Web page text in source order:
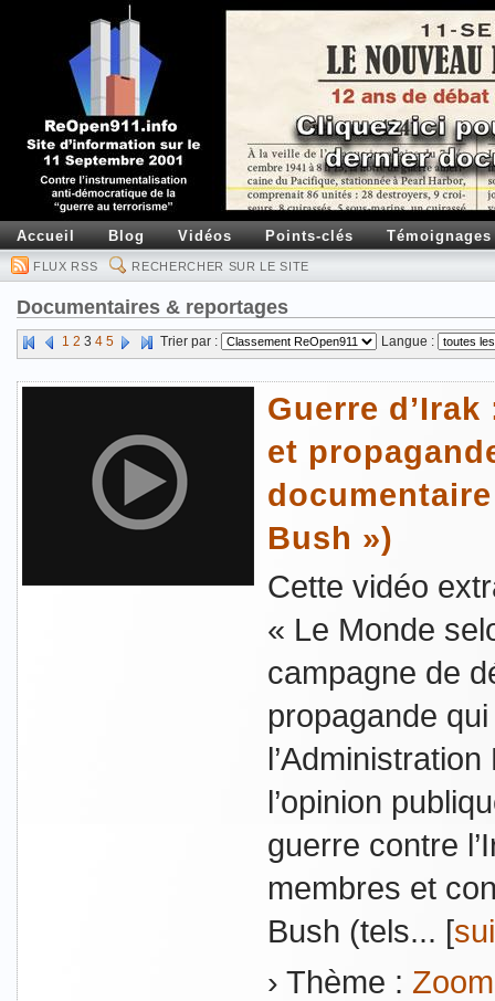
Accueil Blog Vidéos Points-clés Témoignages
FLUX RSS RECHERCHER SUR LE SITE
Documentaires & reportages
1 2 3 4 5 Trier par : Langue :
Guerre
et
Bush »)
Cette vidéo
« Le Monde
campagne de
propagande
l’opinion
guerre contre
membres et
Bush (tels... [
› Thème :